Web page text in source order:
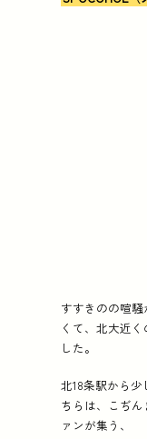
すすきのの喧
くて、北大近
した。
北18条駅から
ちらは、こぢ
ァンが集う、